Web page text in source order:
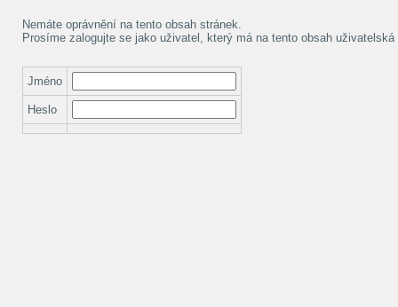
Nemáte oprávnění na tento obsah stránek.
Prosíme zalogujte se jako uživatel, který má na tento obsah uživatelská
Jméno
Heslo